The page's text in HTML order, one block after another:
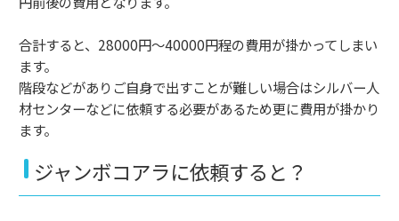
合計すると、28000円～40000円程の費用が掛かってしまい
ます。
階段などがありご自身で出すことが難しい場合はシルバー人
材センターなどに依頼する必要があるため更に費用が掛かり
ます。
ジャンボコアラに依頼すると？